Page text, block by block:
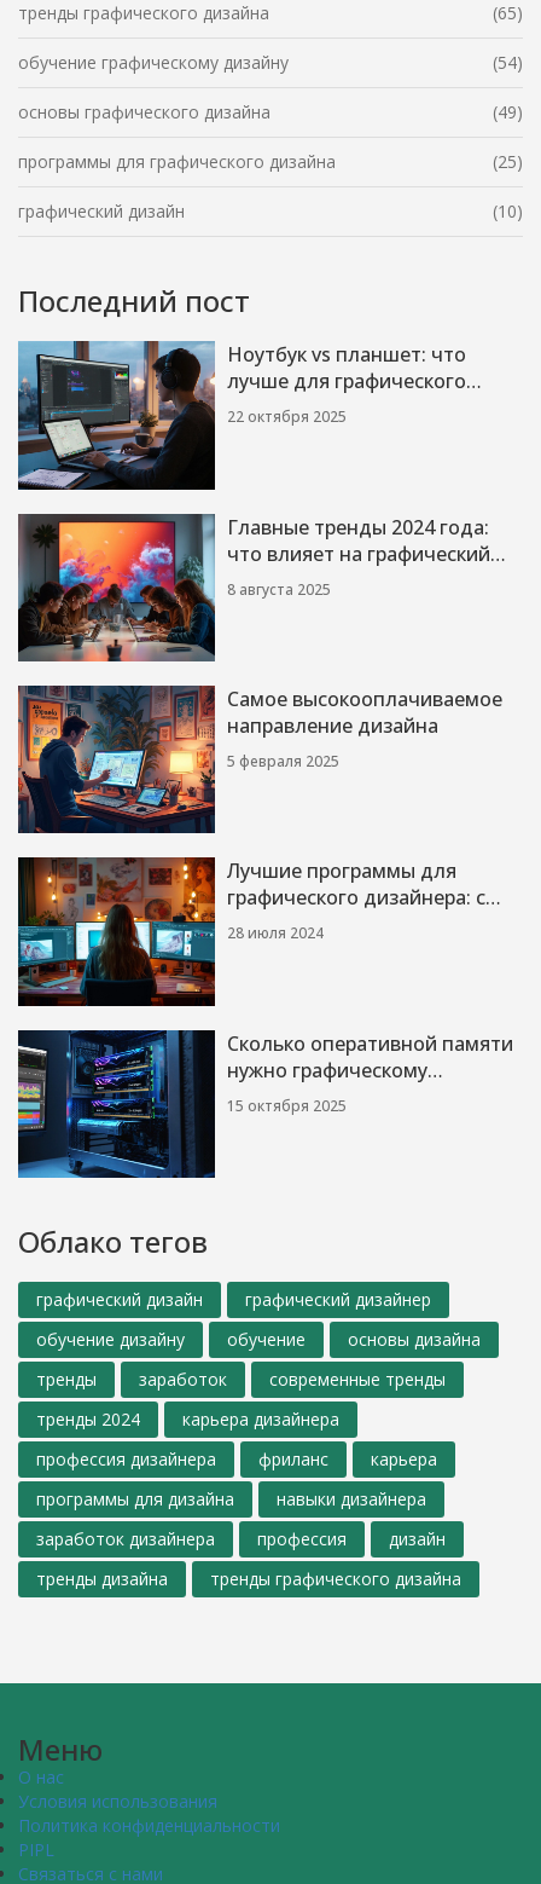
тренды графического дизайна (65)
обучение графическому дизайну (54)
основы графического дизайна (49)
программы для графического дизайна (25)
графический дизайн (10)
Последний пост
Ноутбук vs планшет: что
лучше для графического
дизайна?
22 октября 2025
Главные тренды 2024 года:
что влияет на графический
дизайн
8 августа 2025
Самое высокооплачиваемое
направление дизайна
5 февраля 2025
Лучшие программы для
графического дизайнера: с
чего начать?
28 июля 2024
Сколько оперативной памяти
нужно графическому
дизайнеру в 2025 году
15 октября 2025
Облако тегов
графический дизайн
графический дизайнер
обучение дизайну
обучение
основы дизайна
тренды
заработок
современные тренды
тренды 2024
карьера дизайнера
профессия дизайнера
фриланс
карьера
программы для дизайна
навыки дизайнера
заработок дизайнера
профессия
дизайн
тренды дизайна
тренды графического дизайна
Меню
О нас
Условия использования
Политика конфиденциальности
PIPL
Связаться с нами